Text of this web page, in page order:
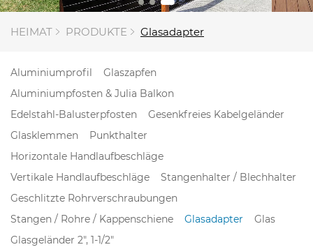
HEIMAT PRODUKTE Glasadapter
Aluminiumprofil
Glaszapfen
Aluminiumpfosten & Julia Balkon
Edelstahl-Balusterpfosten
Gesenkfreies Kabelgeländer
Glasklemmen
Punkthalter
Horizontale Handlaufbeschläge
Vertikale Handlaufbeschläge
Stangenhalter / Blechhalter
Geschlitzte Rohrverschraubungen
Stangen / Rohre / Kappenschiene
Glasadapter
Glas
Glasgeländer 2", 1-1/2"